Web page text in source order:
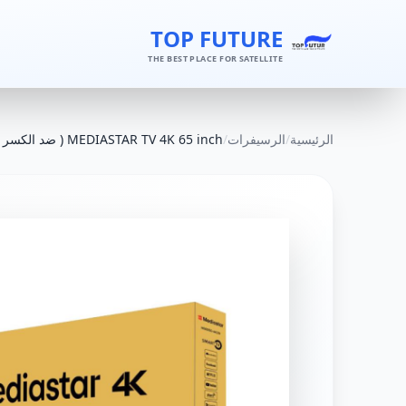
TOP FUTURE
THE BEST PLACE FOR SATELLITE
الرئيسية/الرسيفرات/MEDIASTAR TV 4K 65 inch ( ضد الكسر )